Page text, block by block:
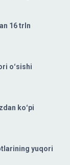
16 trln
oʻsishi
koʻpi
yuqori